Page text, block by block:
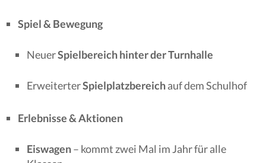
Spiel & Bewegung
NeuerSpielbereich hinter der Turnhalle
ErweiterterSpielplatz­bereichauf dem Schulhof
Erlebnisse & Aktionen
Eiswagen– kommt zwei Mal im Jahr für alle